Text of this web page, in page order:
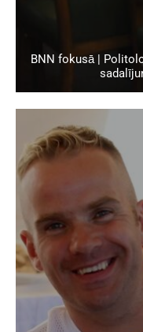
BNN fokusā |